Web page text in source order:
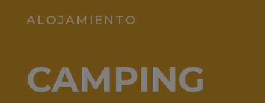
ALOJAMIENTO
CAMPING